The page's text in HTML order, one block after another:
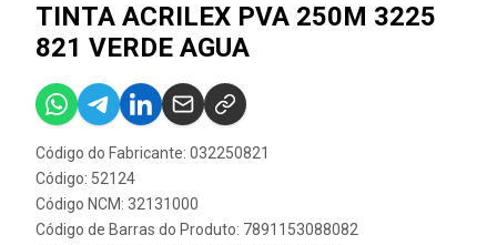
TINTA ACRILEX PVA 250M 3225
821 VERDE AGUA
Código do Fabricante: 032250821
Código: 52124
Código NCM: 32131000
Código de Barras do Produto: 7891153088082